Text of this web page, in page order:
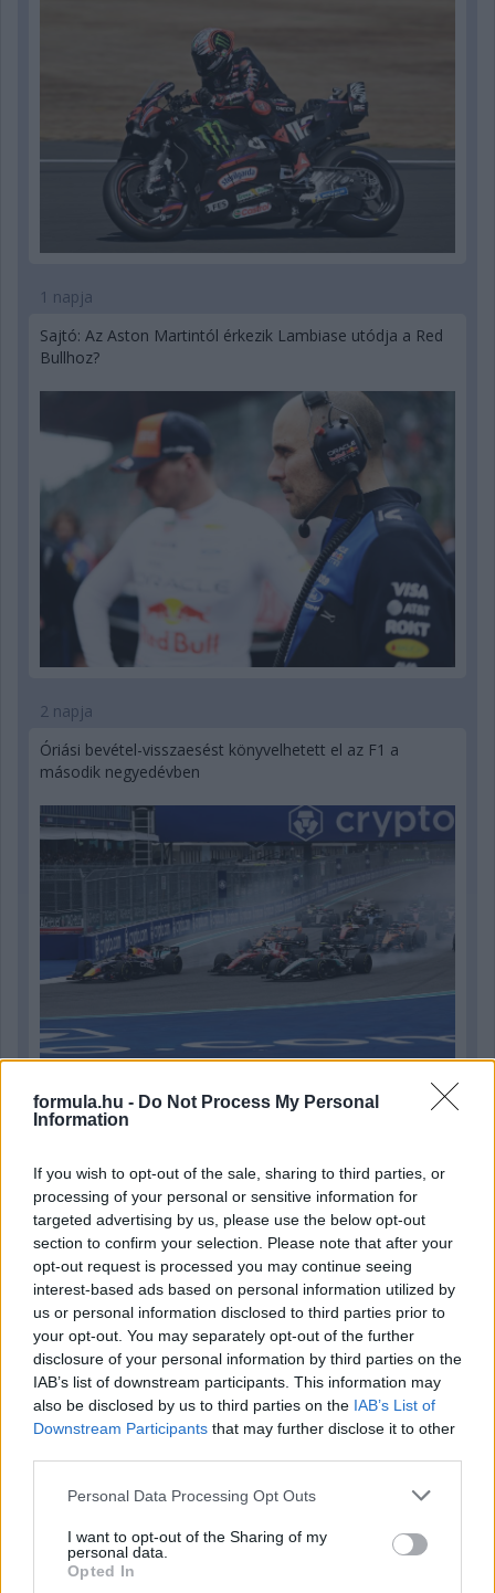
formula.hu - Do Not Process My Personal
Information
If you wish to opt-out of the sale, sharing to third parties, or
processing of your personal or sensitive information for
targeted advertising by us, please use the below opt-out
section to confirm your selection. Please note that after your
opt-out request is processed you may continue seeing
interest-based ads based on personal information utilized by
us or personal information disclosed to third parties prior to
your opt-out. You may separately opt-out of the further
disclosure of your personal information by third parties on the
IAB’s list of downstream participants. This information may
also be disclosed by us to third parties on the IAB’s List of
Downstream Participants that may further disclose it to other
Please note that this website/app uses one or more Google
not limited to your visit or usage behaviour. You may click to
grant or deny consent to Google and its third-party tags to
use your data for below specified purposes in below Google
Personal Data Processing Opt Outs
I want to opt-out of the Sharing of my
personal data.
Opted In
1 napja
Sajtó: Az Aston Martintól érkezik Lambiase utódja a Red
Bullhoz?
2 napja
Óriási bevétel-visszaesést könyvelhetett el az F1 a
második negyedévben
2 napja
Kerékpáros világbajnokságra kvalifikálta magát Bottas az
F1-es nyári szünetben
2 napja